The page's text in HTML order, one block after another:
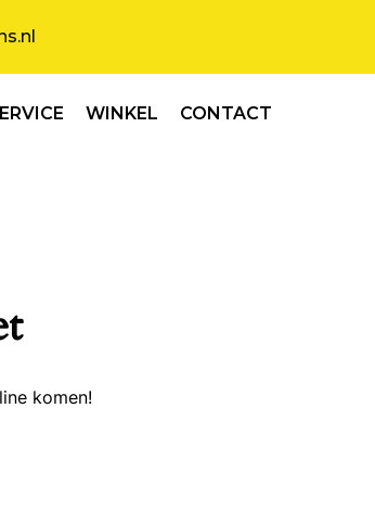
WINKEL CONTACT
komen!